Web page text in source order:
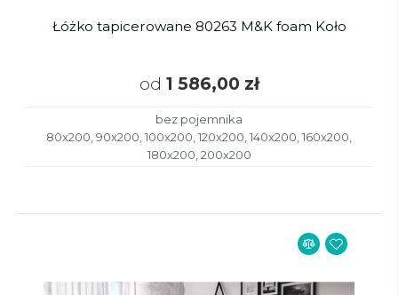
Łóżko tapicerowane 80263 M&K foam Koło
od 1 586,00 zł
bez pojemnika
80x200, 90x200, 100x200, 120x200, 140x200, 160x200,
180x200, 200x200